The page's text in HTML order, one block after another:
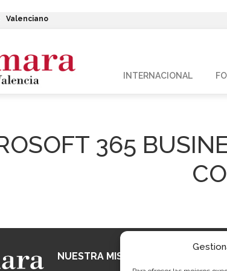
Valenciano
INTERNACIONAL
365
NUESTRA MISIÓN